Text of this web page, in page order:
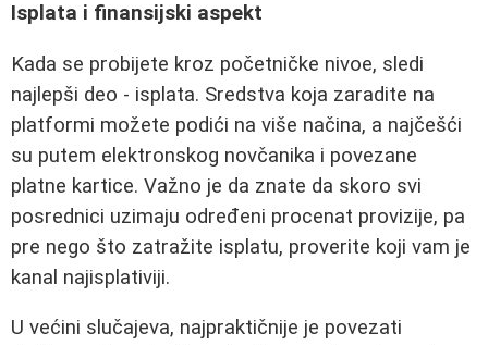
Isplata i finansijski aspekt
Kada se probijete kroz početničke nivoe, sledi
najlepši deo - isplata. Sredstva koja zaradite na
platformi možete podići na više načina, a najčešći
su putem elektronskog novčanika i povezane
platne kartice. Važno je da znate da skoro svi
posrednici uzimaju određeni procenat provizije, pa
pre nego što zatražite isplatu, proverite koji vam je
kanal najisplativiji.
U većini slučajeva, najpraktičnije je povezati